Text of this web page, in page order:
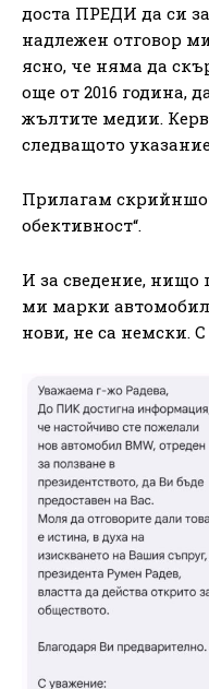
доста ПРЕДИ да си
надлежен отговор
ясно, че няма да
още от 2016 година,
жълтите медии.
следващото
Прилагам
обективност“.
И за сведение, нищо
ми марки
нови, не са немски.